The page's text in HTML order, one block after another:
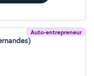
Auto-entrepreneur